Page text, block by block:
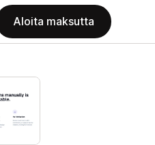
Aloita maksutta